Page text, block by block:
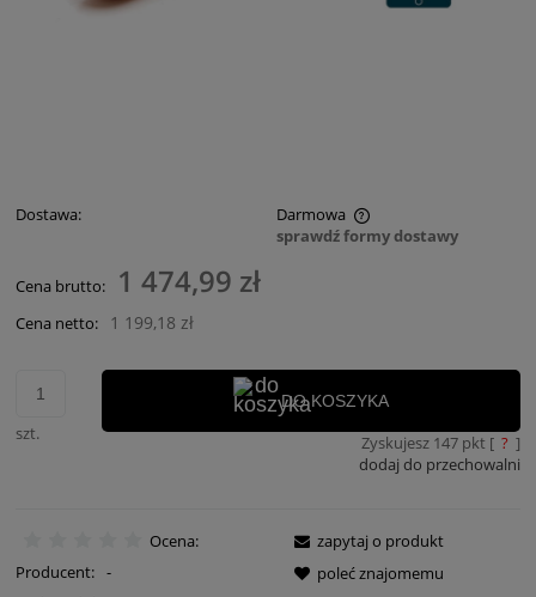
Dostawa:
Darmowa
Cena nie zawiera ewentualnych kosztów płatności
sprawdź formy dostawy
Cena brutto: 1 474,99 zł
Cena netto: 1 199,18 zł
szt.
DO KOSZYKA
Zyskujesz 147pkt [ ? ]
dodaj do przechowalni
Ocena:
Producent: -
zapytaj o produkt
poleć znajomemu